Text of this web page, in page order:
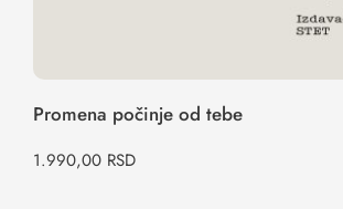
Promena počinje od tebe
1.990,00 RSD